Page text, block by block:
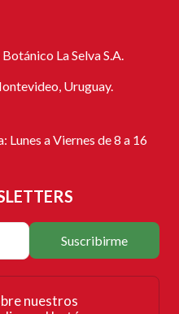
La Selva S.A.
Uruguay.
a Viernes de 8 a 16
Suscribirme
nuestros